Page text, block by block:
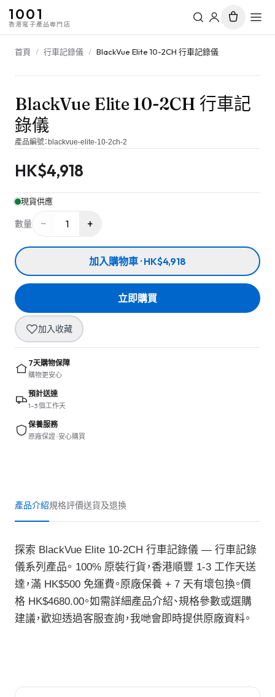
1001
香港電子產品專門店
首頁 / 行車記錄儀 / BlackVue Elite 10-2CH 行車記錄儀
BlackVue Elite 10-2CH 行車記
錄儀
產品編號： blackvue-elite-10-2ch-2
HK$4,918
現貨供應
數量 − 1 +
加入購物車 · HK$4,918
立即購買
加入收藏
7天購物保障
購物更安心
預計送達
1–3 個工作天
保養服務
原廠保證 · 安心購買
產品介紹規格評價送貨及退換
探索 BlackVue Elite 10-2CH 行車記錄儀 — 行車記錄
儀系列產品。 100% 原裝行貨，香港順豐 1-3 工作天送
達，滿 HK$500 免運費。原廠保養 + 7 天有壞包換。價
格 HK$4680.00。如需詳細產品介紹、規格參數或選購
建議，歡迎透過客服查詢，我哋會即時提供原廠資料。